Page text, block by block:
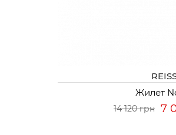
Жилет
14 120 грн 7